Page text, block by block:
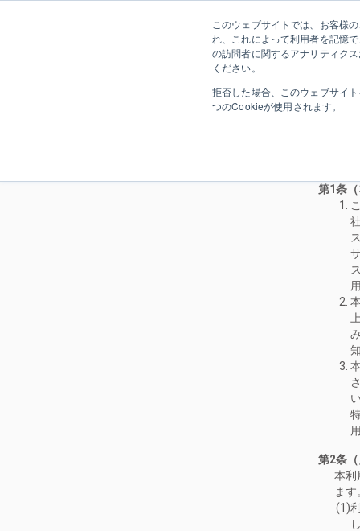
このウェブサイトでは、お客様
れ、これによって利用者を記憶
の訪問者に関するアナリティク
ください。
拒否した場合、このウェブサイ
つのCookieが使用されます。
導入事例 運営会
第1条
第2条
本利
ます